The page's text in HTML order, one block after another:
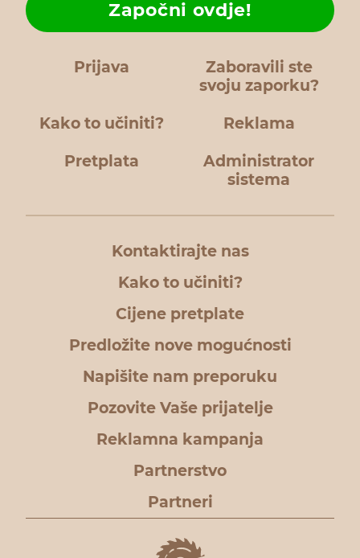
Prijava
Zaboravili ste
svoju zaporku?
Kako to učiniti?
Započni ovdje!
Reklama
Pretplata
Administrator
sistema
Kontaktirajte nas
Kako to učiniti?
Cijene pretplate
Predložite nove mogućnosti
Napišite nam preporuku
Pozovite Vaše prijatelje
Reklamna kampanja
Partnerstvo
Partneri